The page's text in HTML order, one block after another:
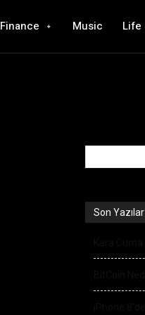
Finance Music Life
Son Yazılar